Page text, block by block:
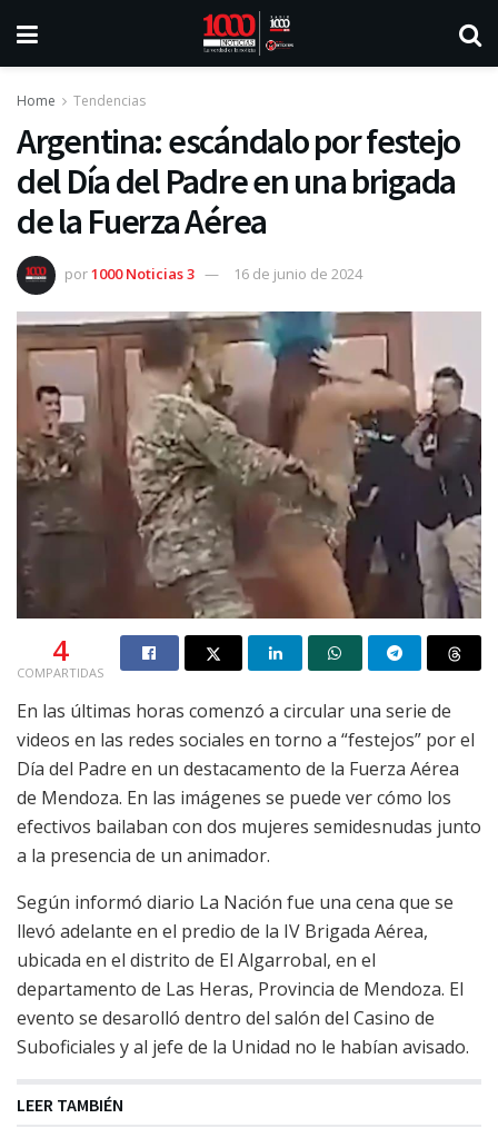
Home Tendencias
Argentina: escándalo por festejo
del Día del Padre en una brigada
de la Fuerza Aérea
por1000 Noticias 3 16 de junio de 2024
4
COMPARTIDAS
En las últimas horas comenzó a circular una serie de
videos en las redes sociales en torno a “festejos” por el
Día del Padre en un destacamento de la Fuerza Aérea
de Mendoza. En las imágenes se puede ver cómo los
efectivos bailaban con dos mujeres semidesnudas junto
a la presencia de un animador.
Según informó diario La Nación fue una cena que se
llevó adelante en el predio de la IV Brigada Aérea,
ubicada en el distrito de El Algarrobal, en el
departamento de Las Heras, Provincia de Mendoza. El
evento se desarolló dentro del salón del Casino de
Suboficiales y al jefe de la Unidad no le habían avisado.
LEER TAMBIÉN